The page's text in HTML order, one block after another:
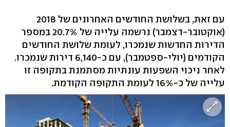
עם זאת, בשלושת החודשים האחרונים של 2018
(אוקטובר-דצמבר) נרשמה עלייה של 20.7% במספר
הדירות החדשות שנמכרו, לעומת שלושת החודשים
הקודמים (יולי-ספטמבר), עם כ-6,140 דירות שנמכרו.
לאחר ניכוי השפעות עונתיות מסתמנת בתקופה זו
עלייה של כ-16% לעומת התקופה הקודמת.